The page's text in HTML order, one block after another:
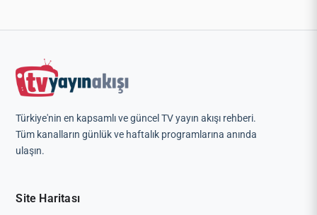
Türkiye'nin en kapsamlı ve güncel TV yayın akışı rehberi.
Tüm kanalların günlük ve haftalık programlarına anında
ulaşın.
Site Haritası